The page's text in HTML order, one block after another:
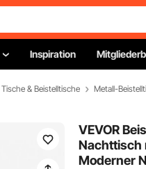
Inspiration
Tische & Beistelltische Metall-
VEVOR
Nachttisch
Moderner